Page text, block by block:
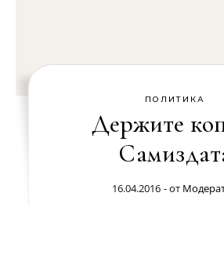
ПОЛИТИКА
Держите
16.04.2016 - от